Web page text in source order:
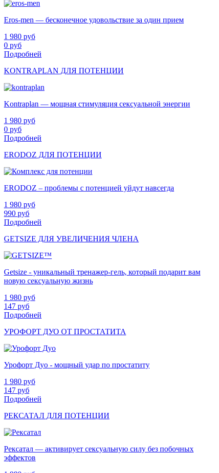
Eros-men — бесконечное удовольствие за один прием
1 980 руб
0 руб
Подробней
KONTRAPLAN ДЛЯ ПОТЕНЦИИ
Kontraplan — мощная стимуляция сексуальной энергии
1 980 руб
0 руб
Подробней
ERODOZ ДЛЯ ПОТЕНЦИИ
ERODOZ – проблемы с потенцией уйдут навсегда
1 980 руб
990 руб
Подробней
GETSIZE ДЛЯ УВЕЛИЧЕНИЯ ЧЛЕНА
Getsize - уникальный тренажер-гель, который подарит вам
новую сексуальную жизнь
1 980 руб
147 руб
Подробней
УРОФОРТ ДУО ОТ ПРОСТАТИТА
Урофорт Дуо - мощный удар по простатиту
1 980 руб
147 руб
Подробней
РЕКСАТАЛ ДЛЯ ПОТЕНЦИИ
Рексатал — активирует сексуальную силу без побочных
эффектов